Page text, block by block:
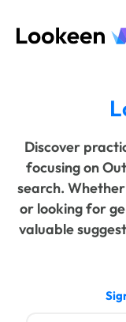
Discover
focusing on
search.
or looking for
valuable